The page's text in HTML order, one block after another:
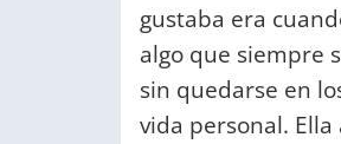
gustaba era
algo que siempre
sin quedarse en
vida personal.